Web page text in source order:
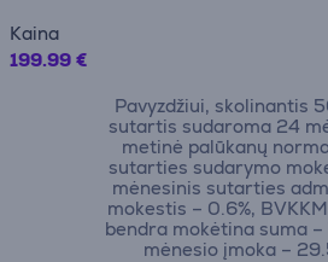
Kaina
199.99 €
Pavyzdžiui, skolinantis
sutartis sudaroma 24
metinė palūkanų
sutarties sudarymo
mėnesinis sutarties
mokestis – 0.6%,
bendra mokėtina suma –
mėnesio įmoka –